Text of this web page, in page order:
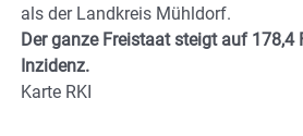
als der Landkreis Mühldorf.
Der ganze Freistaat steigt auf 178,4
Inzidenz.
Karte RKI